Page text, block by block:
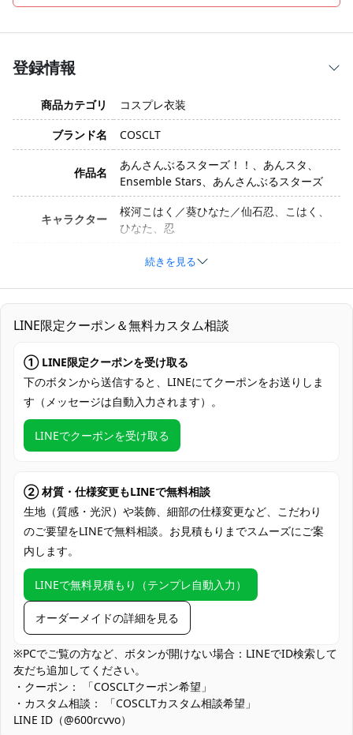
登録情報
商品カテゴリ
コスプレ衣装
ブランド名
COSCLT
作品名
あんさんぶるスターズ！！、あんスタ、
Ensemble Stars、あんさんぶるスターズ
キャラクター
桜河こはく／葵ひなた／仙石忍、こはく、
ひなた、忍
talk to me 衣装
サイズ
S、M、L、XL、オーダーメイド
素材
コスプレ専用生地
セット内容
ルト、飾りチェーン、ネックレス、帽子、
手袋、手首飾り
加工に7～15営業日、配送に5～7営業日
（※土日祝除く）、合計で12～22営業日程
度でお届け
支払い方法
Discover、AMERICAN EXPRESS）、
PayPal、銀行振込
使用場所
アニメ・ゲーム系大型イベント、コミケ・
ン撮影、ハロウィン仮装、ライブ・コラボ
カフェ巡り、コスプレ交流会、SNS用ポー
トレート撮影
コスプレ愛好家、アニメや漫画、ゲームフ
ァン、出演者
収納方法
他の衣類と同じく、清潔に乾燥を保ち、鋭
い物によっての破れを避けてください。
商品状態
新品未使用
続きを見る
LINE限定クーポン＆無料カスタム相談
① LINE限定クーポンを受け取る
下のボタンから送信すると、LINEにてクーポンをお送りしま
す（メッセージは自動入力されます）。
LINEでクーポンを受け取る
② 材質・仕様変更もLINEで無料相談
生地（質感・光沢）や装飾、細部の仕様変更など、こだわり
のご要望をLINEで無料相談。お見積もりまでスムーズにご案
内します。
LINEで無料見積もり（テンプレ自動入力）
オーダーメイドの詳細を見る
※PCでご覧の方など、ボタンが開けない場合：LINEでID検索して
友だち追加してください。
・クーポン： 「COSCLTクーポン希望」
・カスタム相談： 「COSCLTカスタム相談希望」
LINE ID（@600rcvvo）